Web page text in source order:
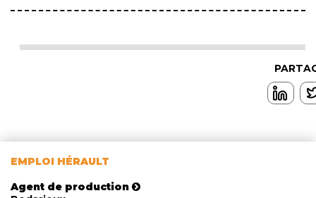
EMPLOI HÉRAULT
Agent de production